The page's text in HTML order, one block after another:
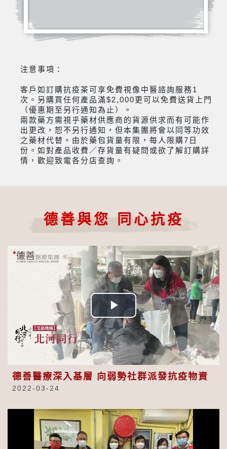
注意事項：
客戶如訂購抗疫茶可享免費視像中醫諮詢服務1
次。另購買任何產品滿$2,000更可以免費送貨上門
（優惠期至另行通知為止）。
兩款藥方需視乎藥材供應商的貨源供求而有可能作
出更改，恕不另行通知，但本集團將會以同等功效
之藥材代替。由於藥包貨量有限，每人限購7日
份。如對產品收費／存貨量有疑問或欲了解訂購詳
情，歡迎致電各分店查詢。
德善與您 同心抗疫
Play
Video
德善醫療深入基層 向弱勢社群派發抗疫物資
2022-03-24